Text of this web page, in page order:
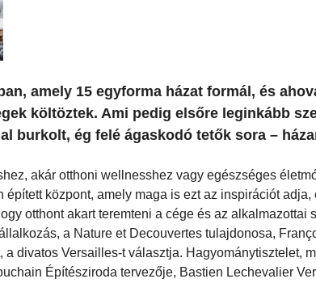
amely 15 egyforma házat formál, és
költöztek. Ami pedig elsőre leginkább
burkolt, ég felé ágaskodó tetők sora –
akár otthoni wellnesshez vagy egészséges
központ, amely maga is ezt az inspirációt
otthont akart teremteni a cége és az alkalmazottai
a Nature et Decouvertes tulajdonosa,
divatos Versailles-t választja. Hagyománytisztelet,
Építésziroda tervezője, Bastien Lechevalier